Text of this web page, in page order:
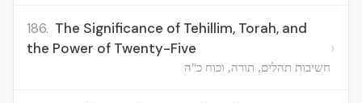
186. The Significance of Tehillim, Torah, and
the Power of Twenty-Five
חשיבות תהלים, תורה, וכוח כ"ה
›